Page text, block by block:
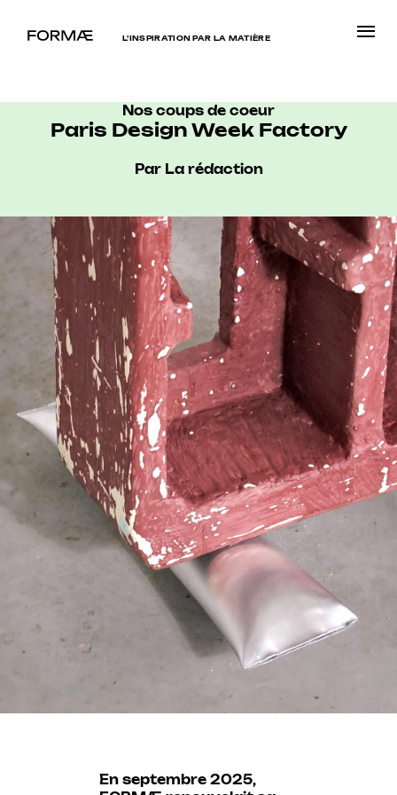
L’INSPIRATION PAR LA MATIÈRE
Nos coups de coeur
Paris Design Week Factory
Par La rédaction
En septembre 2025,